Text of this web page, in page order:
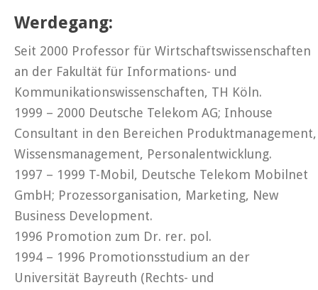
Werdegang:
Seit 2000 Professor für Wirtschaftswissenschaften
an der Fakultät für Informations- und
Kommunikationswissenschaften, TH Köln.
1999 – 2000 Deutsche Telekom AG; Inhouse
Consultant in den Bereichen Produktmanagement,
Wissensmanagement, Personalentwicklung.
1997 – 1999 T-Mobil, Deutsche Telekom Mobilnet
GmbH; Prozessorganisation, Marketing, New
Business Development.
1996 Promotion zum Dr. rer. pol.
1994 – 1996 Promotionsstudium an der
Universität Bayreuth (Rechts- und